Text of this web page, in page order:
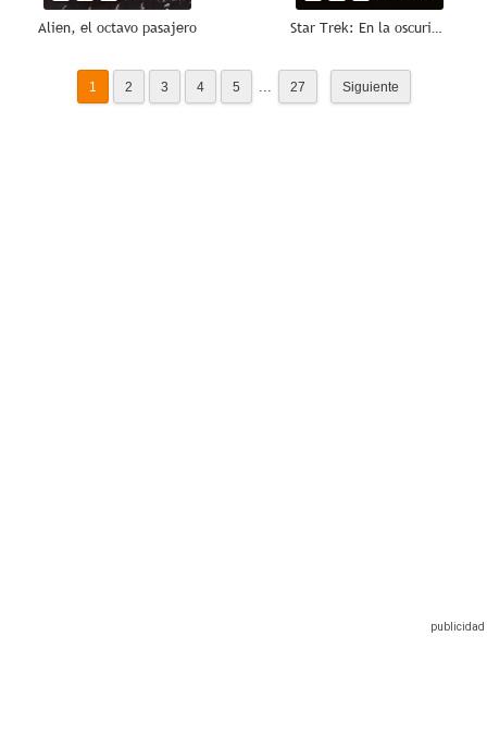
Alien, el octavo pasajero Star Trek: En la oscuridad
1 2 3 4 5 ... 27 Siguiente